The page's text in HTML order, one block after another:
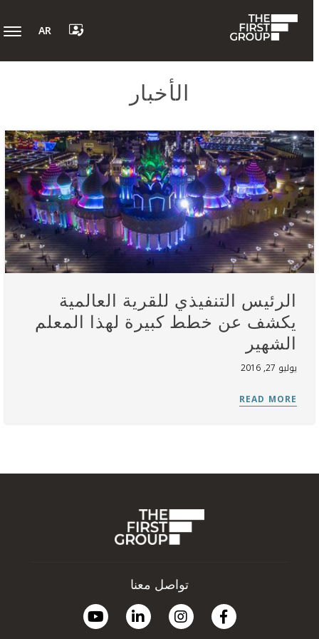
AR
الأخبار
الرئيس التنفيذي للقرية العالمية
يكشف عن خطط كبيرة لهذا المعلم
الشهير
يوليو 27, 2016
تواصل معنا